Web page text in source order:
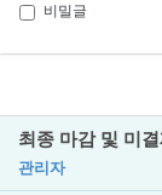
비밀글
최종 마감 및 미
관리자